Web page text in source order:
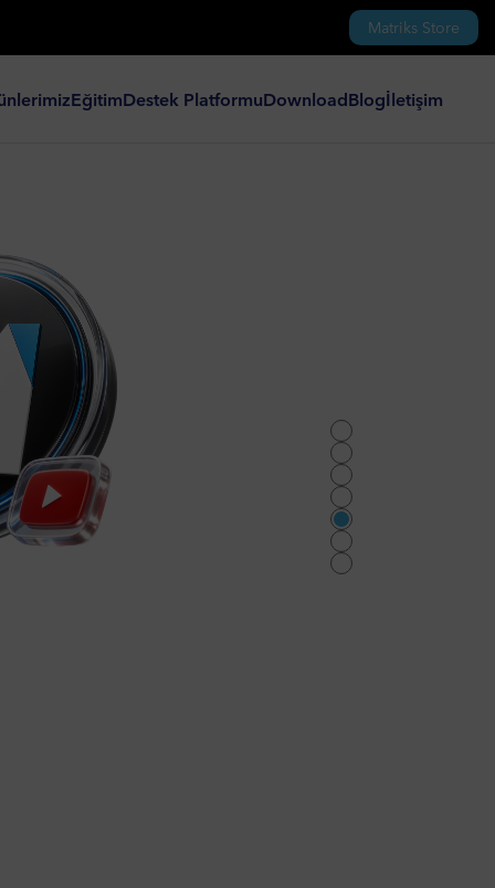
Matriks Store
EğitimDestek PlatformuDownloadBlogİletişim